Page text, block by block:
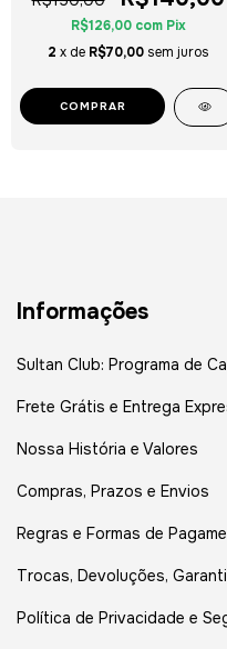
R$126,00 com Pix
2 x de R$70,00 sem juros
Informações
Sultan Club: Programa de
Frete Grátis e Entrega
Nossa História e Valores
Compras, Prazos e Envios
Regras e Formas de
Trocas, Devoluções,
Política de Privacidade e